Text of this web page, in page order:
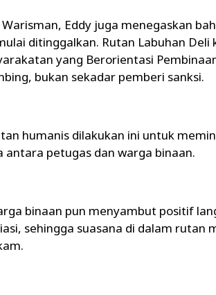
Eddy juga menegaskan
ditinggalkan. Rutan Labuhan
yang Berorientasi
bukan sekadar pemberi sanksi.
humanis dilakukan ini untuk
antara petugas dan warga binaan.
binaan pun menyambut positif
sehingga suasana di dalam rutan